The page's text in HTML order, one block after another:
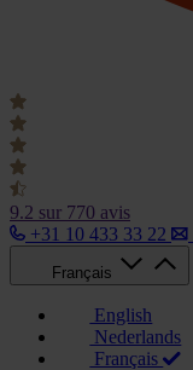
9.2 sur 770 avis
+31 10 433 33 22
Français
English
Nederlands
Français